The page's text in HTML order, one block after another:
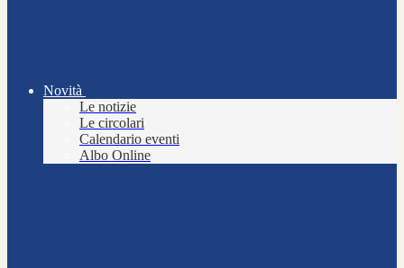
Novità
Le notizie
Le circolari
Calendario eventi
Albo Online